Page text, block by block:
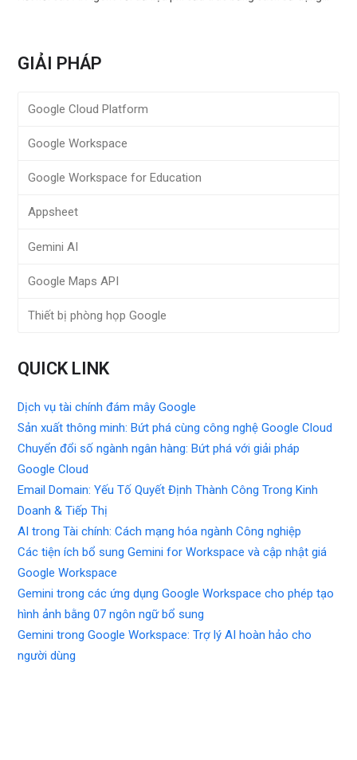
GIẢI PHÁP
Google Cloud Platform
Google Workspace
Google Workspace for Education
Appsheet
Gemini AI
Google Maps API
Thiết bị phòng họp Google
QUICK LINK
Dịch vụ tài chính đám mây Google
Sản xuất thông minh: Bứt phá cùng công nghệ Google Cloud
Chuyển đổi số ngành ngân hàng: Bứt phá với giải pháp
Google Cloud
Email Domain: Yếu Tố Quyết Định Thành Công Trong Kinh
Doanh & Tiếp Thị
AI trong Tài chính: Cách mạng hóa ngành Công nghiệp
Các tiện ích bổ sung Gemini for Workspace và cập nhật giá
Google Workspace
Gemini trong các ứng dụng Google Workspace cho phép tạo
hình ảnh bằng 07 ngôn ngữ bổ sung
Gemini trong Google Workspace: Trợ lý AI hoàn hảo cho
người dùng